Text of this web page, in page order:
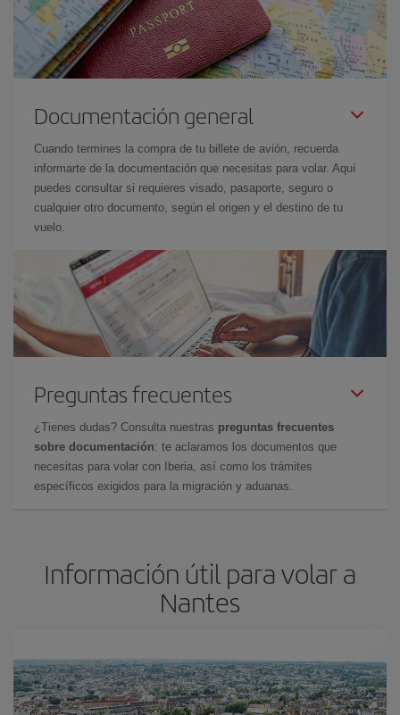
Documentación general
Cuando termines la compra de tu billete de avión, recuerda
informarte de la documentación que necesitas para volar. Aquí
puedes consultar si requieres visado, pasaporte, seguro o
cualquier otro documento, según el origen y el destino de tu
vuelo.
Preguntas frecuentes
¿Tienes dudas? Consulta nuestras preguntas frecuentes
sobre documentación: te aclaramos los documentos que
necesitas para volar con Iberia, así como los trámites
específicos exigidos para la migración y aduanas.
Información útil para volar a
Nantes